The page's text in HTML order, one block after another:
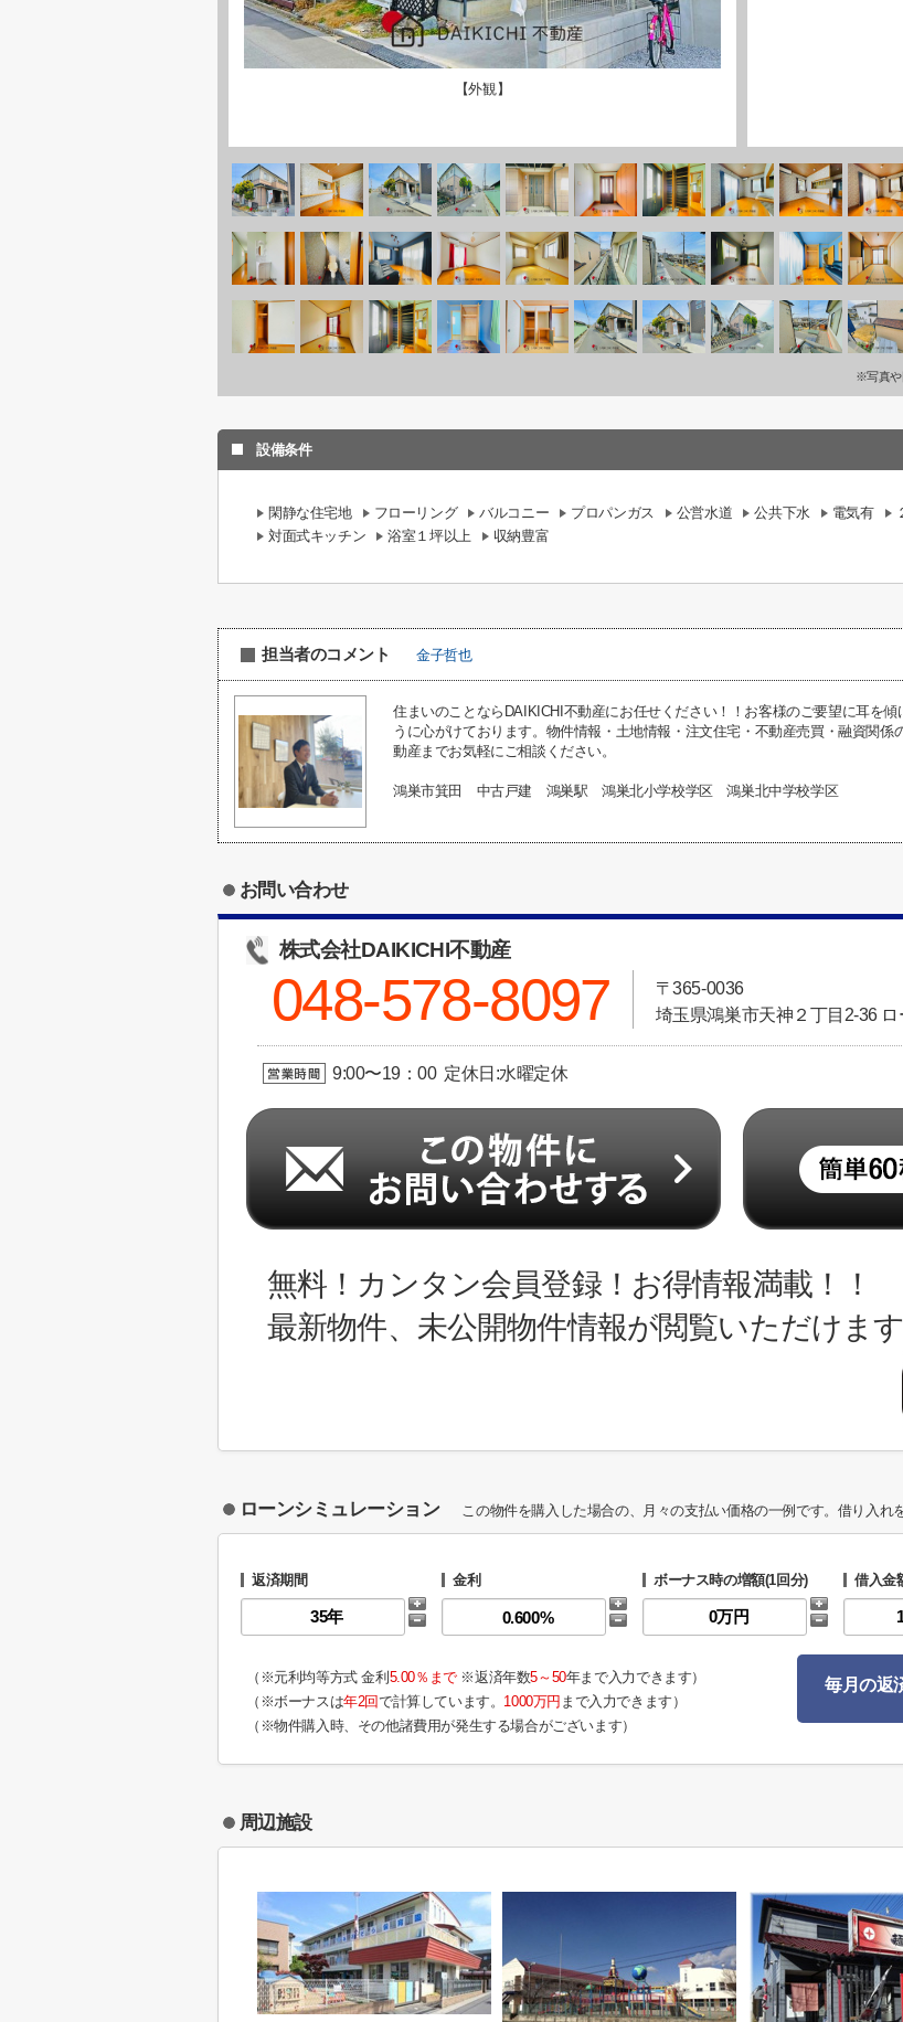
【外観】
※写真や
設備条件
閑静な住宅地 フローリング バルコニー プロパンガス 公営水道 公共下水 電気有
対面式キッチン
浴室１坪以上 収納豊富
担当者のコメント 金子哲也
住まいのことならDAIKICHI不動産にお任せください！！お客様のご要望に耳を
うに心がけております。物件情報・土地情報・注文住宅・不動産売買・融資関
動産までお気軽にご相談ください。
鴻巣市箕田 中古戸建 鴻巣駅 鴻巣北小学校学区 鴻巣北中学校学区
お問い合わせ
株式会社DAIKICHI不動産
048-578-8097
〒365-0036
埼玉県鴻巣市天神２丁目2-36
9:00〜19：00 定休日:水曜定休
無料！カンタン会員登録！お得情報満載！！
最新物件、未公開物件情報が閲覧いただけます
ローンシミュレーション この物件を購入した場合の、月々の支払い価格の一例です。借り入れ
返済期間 金利 ボーナス時の増額(1回分) 借入金
（※元利均等方式 金利 5.00％まで※返済年数5～50年まで入力できます）
（※ボーナスは年2回で計算しています。 1000万円 まで入力できます）
（※物件購入時、その他諸費用が発生する場合がございます）
毎月の返
周辺施設